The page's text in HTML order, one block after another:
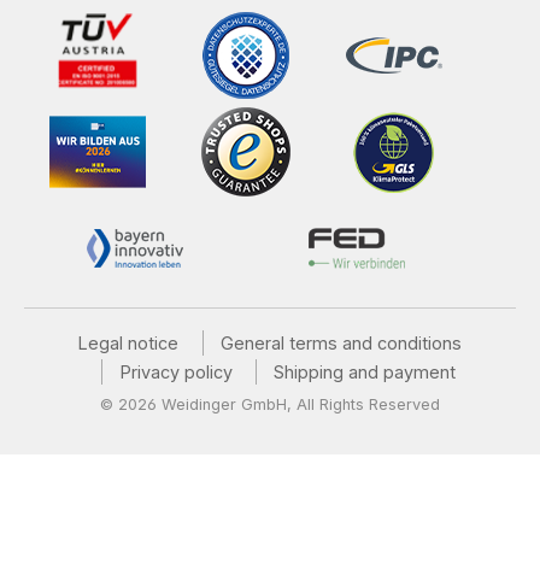
Legal notice
General terms and conditions
Privacy policy
Shipping and payment
© 2026 Weidinger GmbH, All Rights Reserved